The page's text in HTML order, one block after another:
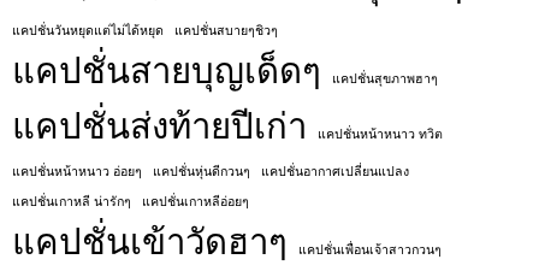
แคปชั่นวันหยุดแต่ไม่ได้หยุด แคปชั่นสบายๆชิวๆ
แคปชั่นสายบุญเด็ดๆ แคปชั่นสุขภาพฮาๆ
แคปชั่นส่งท้ายปีเก่า แคปชั่นหน้าหนาว ทวิต
แคปชั่นหน้าหนาว อ่อยๆ แคปชั่นหุ่นดีกวนๆ
แคปชั่นอากาศเปลี่ยนแปลง
แคปชั่นเกาหลี น่ารักๆ
แคปชั่นเกาหลีอ่อยๆ
แคปชั่นเข้าวัดฮาๆ แคปชั่นเพื่อนเจ้าสาวกวนๆ